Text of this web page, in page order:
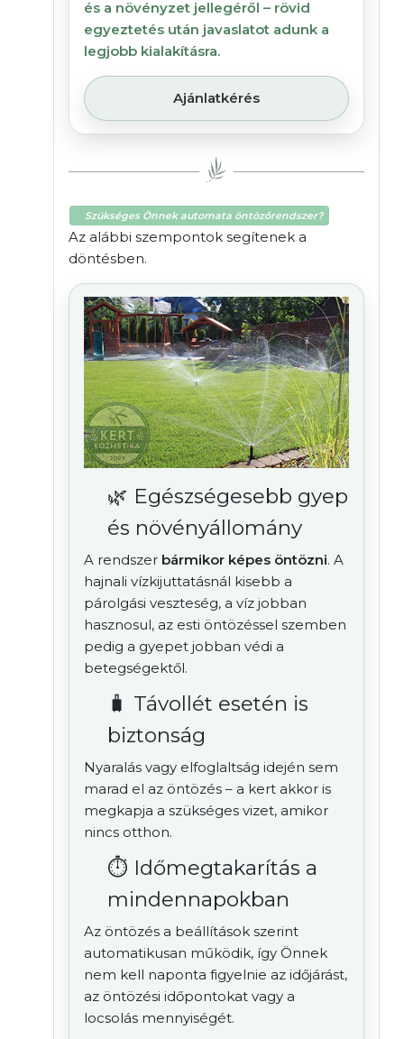
és a növényzet jellegéről – rövid
egyeztetés után javaslatot adunk a
legjobb kialakításra.
Ajánlatkérés
Szükséges Önnek automata öntözőrendszer?
Az alábbi szempontok segítenek a
döntésben.
🌿 Egészségesebb gyep
és növényállomány
A rendszer bármikor képes öntözni. A
hajnali vízkijuttatásnál kisebb a
párolgási veszteség, a víz jobban
hasznosul, az esti öntözéssel szemben
pedig a gyepet jobban védi a
betegségektől.
🧳 Távollét esetén is
biztonság
Nyaralás vagy elfoglaltság idején sem
marad el az öntözés – a kert akkor is
megkapja a szükséges vizet, amikor
nincs otthon.
⏱️ Időmegtakarítás a
mindennapokban
Az öntözés a beállítások szerint
automatikusan működik, így Önnek
nem kell naponta figyelnie az időjárást,
az öntözési időpontokat vagy a
locsolás mennyiségét.